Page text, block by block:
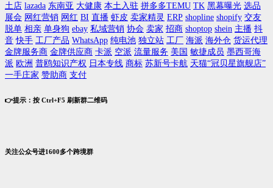
土店 lazada 东南亚 大健康 本土入驻 拼多多TEMU TK 黑幕曝光 选品
展会 网红营销 网红 BI 直播 虾皮 卖家精灵 ERP shopline shopify 交友
脱单 相亲 单身狗 ebay 私域营销 协会 卖家 招商 shoptop shein 主播 抖
音 快手 工厂产品 WhatsApp 纯电池 独立站 工厂 海派 海外仓 货运代理
金牌服务商 金牌供应商 卡派 空派 流量服务 美国 敏捷成员 墨西哥海
派 欧洲 普鸥知识产权 日本专线 商标 苏新号卡航 天猫“冠贝星旗舰店”
一手庄家 赞助商 支付
👉提示：按 Ctrl+F5 刷新群二维码
关注公众号进1600多个跨境群